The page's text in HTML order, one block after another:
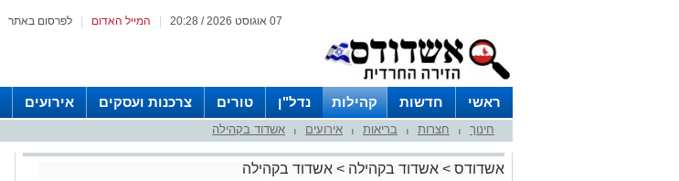
לפרסום באתר המייל האדום 07 אוגוסט 2026 / 20:28
ראשי חדשות קהילות נדל"ן טורים צרכנות ועסקים אירועים
חינוך חצרות בריאות אירועים אשדוד בקהילה
אשדודס > אשדוד בקהילה > אשדוד בקהילה